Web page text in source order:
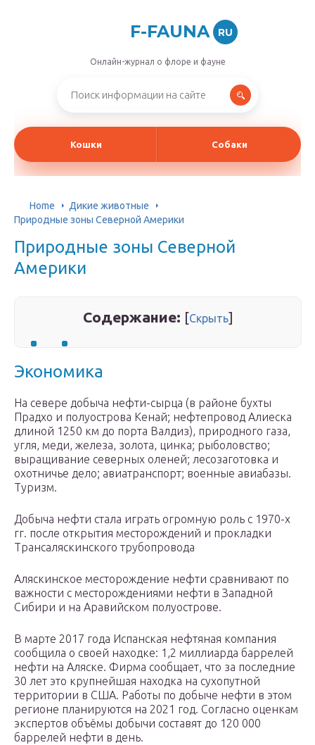
F-FAUNA RU
Онлайн-журнал о флоре и фауне
Кошки Собаки
Home
Дикие животные
Природные зоны Северной Америки
Природные зоны Северной
Америки
Содержание: [Скрыть]
Экономика
На севере добыча нефти-сырца (в районе бухты
Прадхо и полуострова Кенай; нефтепровод Алиеска
длиной 1250 км до порта Валдиз), природного газа,
угля, меди, железа, золота, цинка; рыболовство;
выращивание северных оленей; лесозаготовка и
охотничье дело; авиатранспорт; военные авиабазы.
Туризм.
Добыча нефти стала играть огромную роль с 1970-х
гг. после открытия месторождений и прокладки
Трансаляскинского трубопровода
Аляскинское месторождение нефти сравнивают по
важности с месторождениями нефти в Западной
Сибири и на Аравийском полуострове.
В марте 2017 года Испанская нефтяная компания
сообщила о своей находке: 1,2 миллиарда баррелей
нефти на Аляске. Фирма сообщает, что за последние
30 лет это крупнейшая находка на сухопутной
территории в США. Работы по добыче нефти в этом
регионе планируются на 2021 год. Согласно оценкам
экспертов объёмы добычи составят до 120 000
баррелей нефти в день.